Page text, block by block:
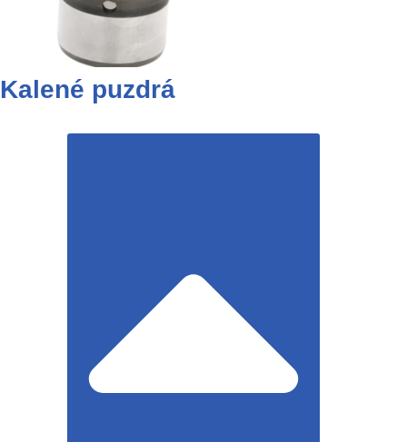
Kalené puzdrá